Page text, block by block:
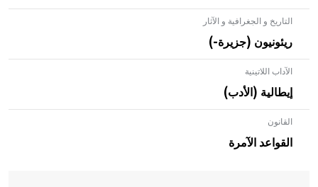
التاريخ و الجغرافية و الآثار
ريئونيون (جزيرة-)
الآداب اللاتينية
إيطالية (الأدب)
القانون
القواعد الآمرة
- هل تعلم أن الأبلق نوع من الفنون الهندسية التي ارتبطت
بالعمارة الإسلامية في بلاد الشام ومصر خاصة، حيث يحرص
المعمار على بناء مداميكه وخاصة في الواجهات